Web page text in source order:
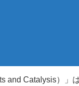
and Catalysis）